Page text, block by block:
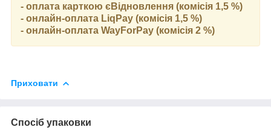
- оплата карткою єВідновлення (комісія 1,5 %)
- онлайн-оплата LiqPay (комісія 1,5 %)
- онлайн-оплата WayForPay (комісія 2 %)
Приховати
Спосіб упаковки